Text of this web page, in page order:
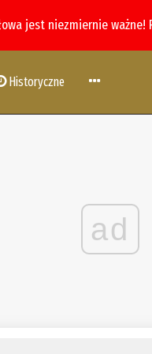
jest niezmiernie
Historyczne
ad